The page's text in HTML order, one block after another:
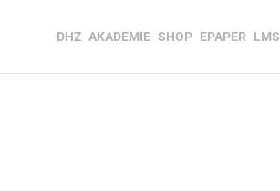
DHZ AKADEMIE SHOP EPAPER LMS